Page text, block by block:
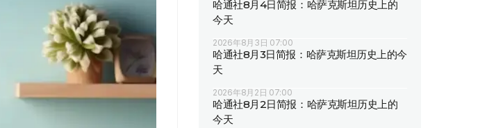
哈通社8月4日简报：哈萨克斯坦历史上的
今天
2026年8月3日 07:00
哈通社8月3日简报：哈萨克斯坦历史上的今
天
2026年8月2日 07:00
哈通社8月2日简报：哈萨克斯坦历史上的
今天